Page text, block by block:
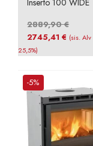
Inserto 100 WIDE
2889,90€
Alkuperäinen
hinta
2889,90 €.
2745,41€ Nykyinen
(sis. Alv
25,5%)
-5%